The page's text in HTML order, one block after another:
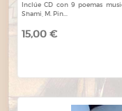
Inclúe CD con 9 poemas
Shami, M. Pin...
15,00 €